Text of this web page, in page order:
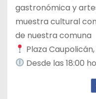
gastronómica y
muestra cultural
de nuestra comuna
Plaza
Desde las 18:00